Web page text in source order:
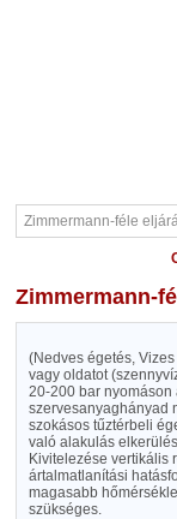
Zimmermann-
(Nedves égetés,
vagy oldatot
20-200 bar
szervesanyaghányad
szokásos tűztérbeli
való alakulás
Kivitelezése vertikális
ártalmatlanítási
magasabb
szükséges.